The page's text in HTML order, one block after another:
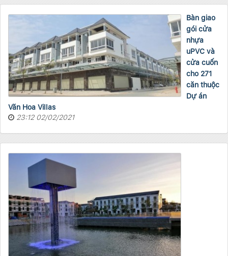
Bàn giao
gói cửa
nhựa
uPVC và
cửa cuốn
cho 271
căn thuộc
Dự án
Văn Hoa Villas
23:12 02/02/2021